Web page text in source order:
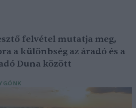
felvétel mutatja meg,
a különbség az áradó és a
Duna között